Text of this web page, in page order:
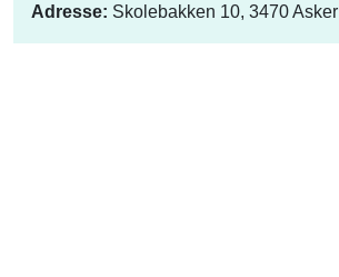
Adresse: Skolebakken 10, 3470 Asker